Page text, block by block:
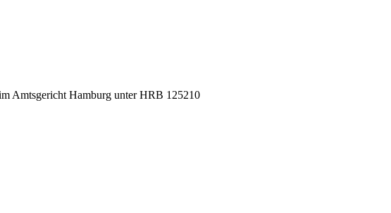
Amtsgericht Hamburg unter HRB 125210